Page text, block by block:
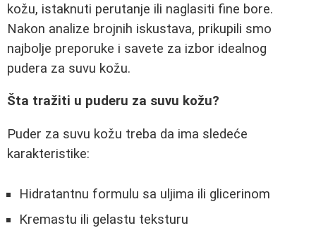
kožu, istaknuti perutanje ili naglasiti fine bore.
Nakon analize brojnih iskustava, prikupili smo
najbolje preporuke i savete za izbor idealnog
pudera za suvu kožu.
Šta tražiti u puderu za suvu kožu?
Puder za suvu kožu treba da ima sledeće
karakteristike:
Hidratantnu formulu sa uljima ili glicerinom
Kremastu ili gelastu teksturu